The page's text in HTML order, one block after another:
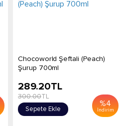
Chocoworld Şeftali (Peach)
Şurup 700ml
%4
İndirim
289.20TL
300.00TL
Sepete Ekle